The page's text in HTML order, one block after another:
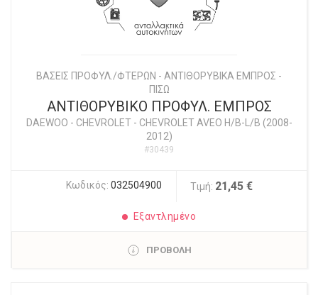
ΒΑΣΕΙΣ ΠΡΟΦΥΛ./ΦΤΕΡΩΝ - ΑΝΤΙΘΟΡΥΒΙΚΑ ΕΜΠΡΟΣ -
ΠΙΣΩ
ΑΝΤΙΘΟΡΥΒΙΚΟ ΠΡΟΦΥΛ. ΕΜΠΡΟΣ
DAEWOO - CHEVROLET- CHEVROLET AVEO H/B-L/B (2008-
2012)
#30439
Κωδικός: 032504900 Τιμή: 21,45 €
Εξαντλημένο
ΠΡΟΒΟΛΗ